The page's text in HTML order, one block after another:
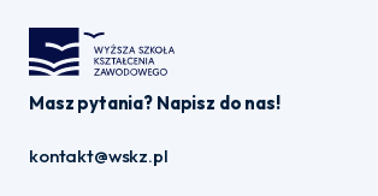
Masz pytania? Napisz do nas!
kontakt@wskz.pl